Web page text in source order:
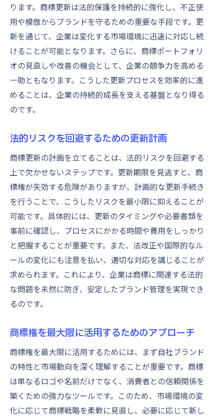
ります。商標更新は法的保護を持続的に強化し、不正使
用や模倣からブランドを守るための重要な手段です。更
新を通じて、企業は変化する市場環境に迅速に対応し続
けることが可能となります。さらに、商標ポートフォリ
オの見直しや改善の機会として、企業の競争力を高める
一助ともなります。こうした更新プロセスを効率的に進
めることは、企業の持続的成長を支える基盤となり得る
のです。
法的リスクを回避するための更新計画
商標更新の計画を立てることは、法的リスクを回避する
上で欠かせないステップです。更新期限を見逃すと、商
標権が失効する危険がありますが、計画的な更新手続き
を行うことで、こうしたリスクを最小限に抑えることが
可能です。具体的には、更新のタイミングや必要書類を
事前に確認し、プロセスにかかる時間や費用をしっかり
と把握することが重要です。また、法改正や国際的なル
ールの変化にも注意を払い、適切な対応を講じることが
求められます。これにより、企業は商標に関連する法的
な問題を未然に防ぎ、安定したブランド管理を実現でき
るのです。
商標権を最大限に活用するためのアプローチ
商標権を最大限に活用するためには、まず自社ブランド
の特性と市場動向を深く理解することが重要です。商標
は単なるロゴや名前だけでなく、消費者との信頼関係を
築くための強力なツールです。このため、市場環境の変
化に応じて商標戦略を柔軟に見直し、必要に応じて新し